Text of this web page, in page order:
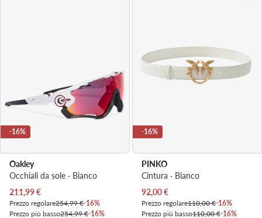
-16%
Oakley
Occhiali da sole · Bianco
Prezzo attuale
211,99€
Prezzo regolare254,99 €-16%
Prezzo più basso254,99 €-16%
-16%
PINKO
Cintura · Bianco
Prezzo attuale
92,00€
Prezzo regolare110,00 €-16%
Prezzo più basso110,00 €-16%